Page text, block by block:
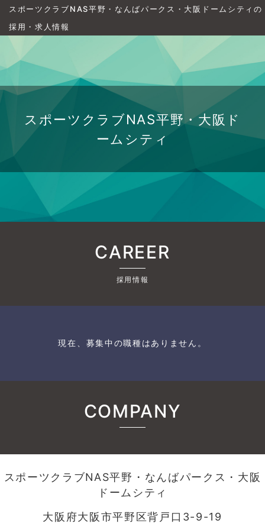
スポーツクラブNAS平野・なんばパークス・大阪ドームシティの
採用・求人情報
スポーツクラブNAS平野・大阪ド
ームシティ
CAREER
採用情報
現在、募集中の職種はありません。
COMPANY
スポーツクラブNAS平野・なんばパークス・大阪
ドームシティ
大阪府大阪市平野区背戸口3-9-19